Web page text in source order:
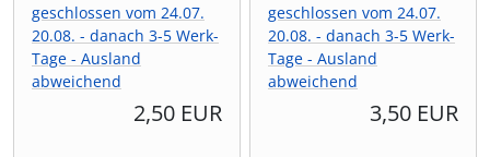
geschlossen vom 24.07.
20.08. - danach 3-5 Werk-
Tage - Ausland
abweichend
2,50 EUR
geschlossen vom 24.07.
20.08. - danach 3-5 Werk-
Tage - Ausland
abweichend
3,50 EUR
Weihnachten & Yule (7)
Weisheiten in kleinen Dosen
Nähzubehör (4)
Props - Ohren, Schminke, Kunstblut & Co (44)
Tarot & Divination (4)
Wellness & Entschleunigung (32)
Zauberstäbe & Ritualdolch